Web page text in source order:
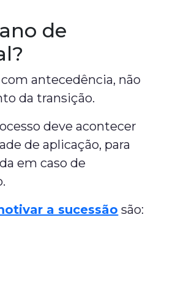
de
antecedência, não
da transição.
deve acontecer
de aplicação, para
em caso de
a sucessão são: